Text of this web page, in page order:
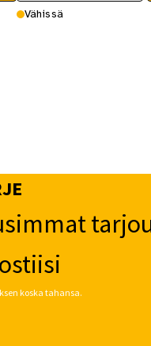
Vähissä
koska tahansa.